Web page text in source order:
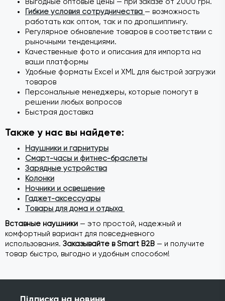
Выгодные оптовые цены — при заказе от 2000 грн.
Гибкие условия сотрудничества — возможность
работать как оптом, так и по дропшиппингу.
Регулярное обновление товаров в соответствии с
рыночными тенденциями.
Качественные фото и описания для импорта на
ваши платформы
Удобные форматы Excel и XML для быстрой загрузки
товаров
Персональные менеджеры, которые помогут в
решении любых вопросов
Быстрая доставка
Также у нас вы найдете:
Наушники и гарнитуры
Смарт-часы и фитнес-браслеты
Зарядные устройства
Колонки
Ночники и освещение
Гаджет-аксессуары
Товары для дома и отдыха
Вставные наушники — это простой, надежный и
комфортный вариант для повседневного
использования. Заказывайте в Smart B2B — и получите
товар быстро, выгодно и удобным способом!